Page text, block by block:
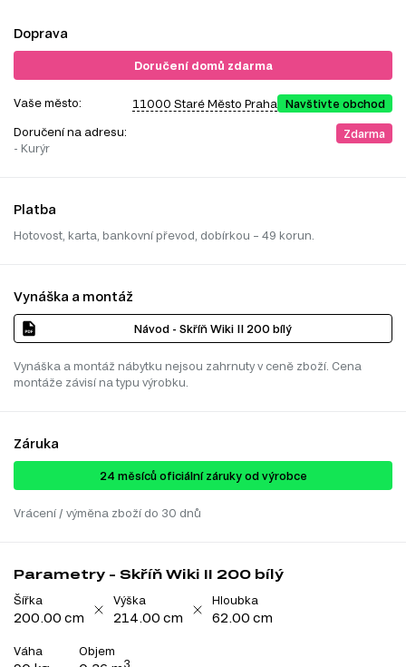
Doprava
Doručení domů zdarma
Vaše město: 11000 Staré Město Praha Navštivte obchod
Doručení na adresu:
- Kurýr
Zdarma
Platba
Hotovost, karta, bankovní převod, dobírkou – 49 korun.
Vynáška a montáž
Návod - Skříň Wiki II 200 bílý
Vynáška a montáž nábytku nejsou zahrnuty v ceně zboží. Cena
montáže závisí na typu výrobku.
Záruka
24 ​​​​měsíců oficiální záruky od výrobce
Vrácení / výměna zboží do 30 dnů
Parametry - Skříň Wiki II 200 bílý
Šířka
200.00 cm
Výška
214.00 cm
Hloubka
62.00 cm
Váha Objem
3